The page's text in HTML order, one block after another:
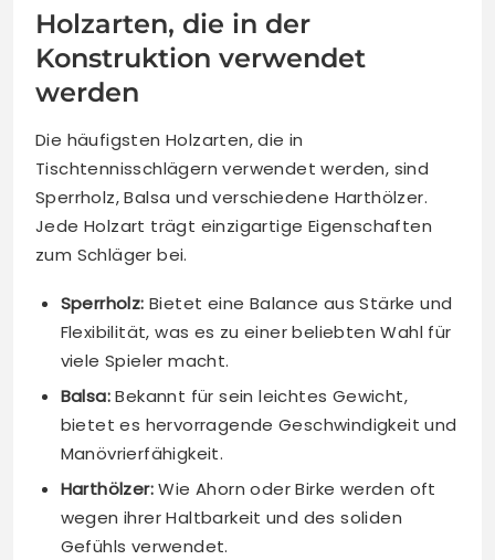
Holzarten, die in der
Konstruktion verwendet
werden
Die häufigsten Holzarten, die in
Tischtennisschlägern verwendet werden, sind
Sperrholz, Balsa und verschiedene Harthölzer.
Jede Holzart trägt einzigartige Eigenschaften
zum Schläger bei.
Sperrholz: Bietet eine Balance aus Stärke und
Flexibilität, was es zu einer beliebten Wahl für
viele Spieler macht.
Balsa:Bekannt für sein leichtes Gewicht,
bietet es hervorragende Geschwindigkeit und
Manövrierfähigkeit.
Harthölzer:Wie Ahorn oder Birke werden oft
wegen ihrer Haltbarkeit und des soliden
Gefühls verwendet.